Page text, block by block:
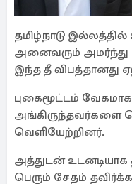
தமிழ்நாடு
அனைவரும் அமர்ந்து
இந்த தீ விபத்தானது
புகைமூட்டம்
அங்கிருந்தவர்களை
வெளியேற்றினர்.
அத்துடன்
பெரும் சேதம்